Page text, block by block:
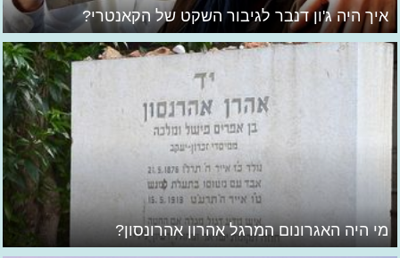
איך היה ג'ון דנבר לגיבור השקט של הקאנטרי?
מי היה האגרונום המרגל אהרון אהרונסון?